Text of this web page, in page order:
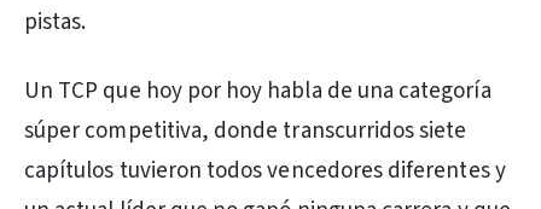
pistas.
Un TCP que hoy por hoy habla de una categoría
súper competitiva, donde transcurridos siete
capítulos tuvieron todos vencedores diferentes y